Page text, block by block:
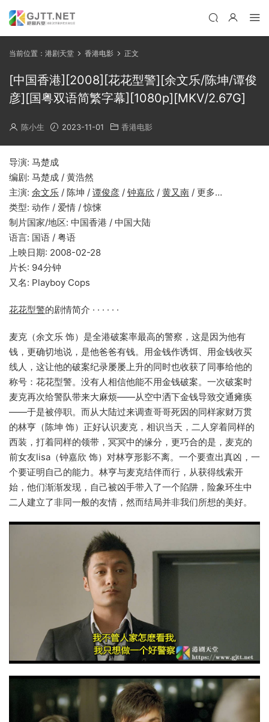
当前位置： 港剧天堂 香港电影 正文
[中国香港][2008][花花型警][余文乐/陈坤/谭俊
彦][国粤双语简繁字幕][1080p][MKV/2.67G]
陈小生 2023-11-01 香港电影
导演: 马楚成
编剧: 马楚成 / 黄浩然
主演: 余文乐 / 陈坤 / 谭俊彦 / 钟嘉欣 / 黄又南 / 更多…
类型: 动作 / 爱情 / 惊悚
制片国家/地区: 中国香港 / 中国大陆
语言: 国语 / 粤语
上映日期: 2008-02-28
片长: 94分钟
又名: Playboy Cops
花花型警的剧情简介 · · · · · ·
麦克（余文乐 饰）是全港破案率最高的警察，这是因为他有
钱，更确切地说，是他爸爸有钱。用金钱作诱饵、用金钱收买
线人，这让他的破案纪录屡屡上升的同时也收获了同事给他的
称号：花花型警。没有人相信他能不用金钱破案。一次破案时
麦克再次给警队带来大麻烦——从空中洒下金钱导致交通瘫痪
——于是被停职。而从大陆过来调查哥哥死因的同样家财万贯
的林亨（陈坤 饰）正好认识麦克，相识当天，二人穿着同样的
西装，打着同样的领带，冥冥中的缘分，更巧合的是，麦克的
前女友lisa（钟嘉欣 饰）对林亨形影不离。一个要查出真凶，一
个要证明自己的能力。林亨与麦克结伴而行，从获得线索开
始，他们渐渐发现，自己被凶手带入了一个陷阱，险象环生中
二人建立了非同一般的友情，然而结局并非我们所想的美好。